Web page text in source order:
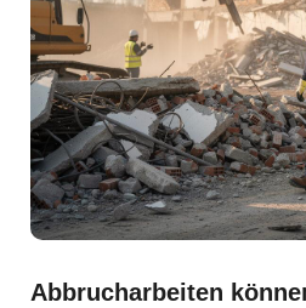
Abbrucharbeiten